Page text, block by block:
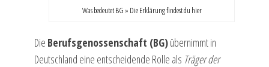
Was bedeutet BG » Die Erklärung findest du hier
Die Berufsgenossenschaft (BG)übernimmt in
Deutschland eine entscheidende Rolle als Träger der